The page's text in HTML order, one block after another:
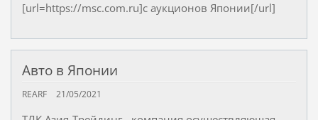
[url=https://msc.com.ru]с аукционов Японии[/url]
Авто в Японии
REARF 21/05/2021